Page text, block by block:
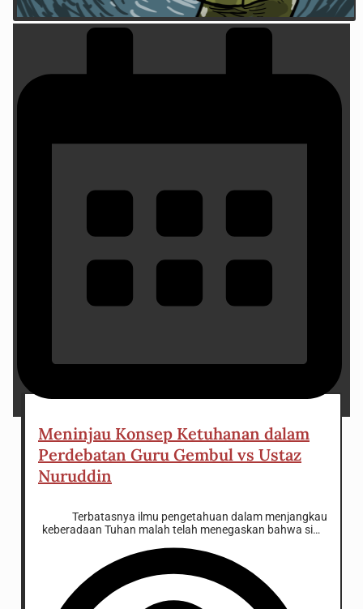
Meninjau Konsep Ketuhanan dalam
Perdebatan Guru Gembul vs Ustaz
Nuruddin
Terbatasnya ilmu pengetahuan dalam menjangkau
keberadaan Tuhan malah telah menegaskan bahwa sifat
hukum-hukum yang ada di dalam ruang dan waktu.